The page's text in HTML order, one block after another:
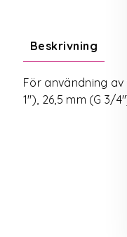
Beskrivning
För användning
1"), 26,5 mm (G 3/